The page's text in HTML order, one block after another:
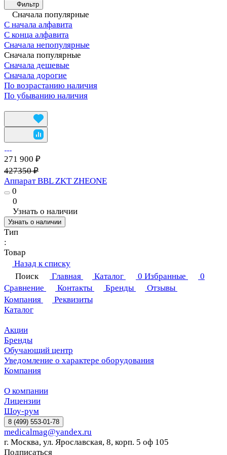
Фильтр
Сначала популярные
С начала алфавита
С конца алфавита
Сначала непопулярные
Сначала популярные
Сначала дешевые
Сначала дорогие
По возрастанию наличия
По убыванию наличия
271 900 ₽
427350 ₽
Аппарат BBL ZKT ZHEONE
0
0
Узнать о наличии
Узнать о наличии
Тип
:
Товар
Назад к списку
Поиск
Главная Каталог 0 Избранные
0
Сравнение
Контакты Бренды
Отзывы
Компания
Реквизиты
Каталог
Акции
Бренды
Обучающий центр
Уведомление о характере оборудования
Компания
О компании
Лицензии
Шоу-рум
8 (499) 553-01-78
medicalmag@yandex.ru
г. Москва, ул. Ярославская, 8, корп. 5 оф 105
Подписаться